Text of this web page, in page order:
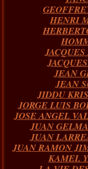
HENRI
JEAN
JEAN
JIDDU
JORGE LUIS
JOSE ANGEL
JUAN
JUAN
JUAN RAMON
KAMEL